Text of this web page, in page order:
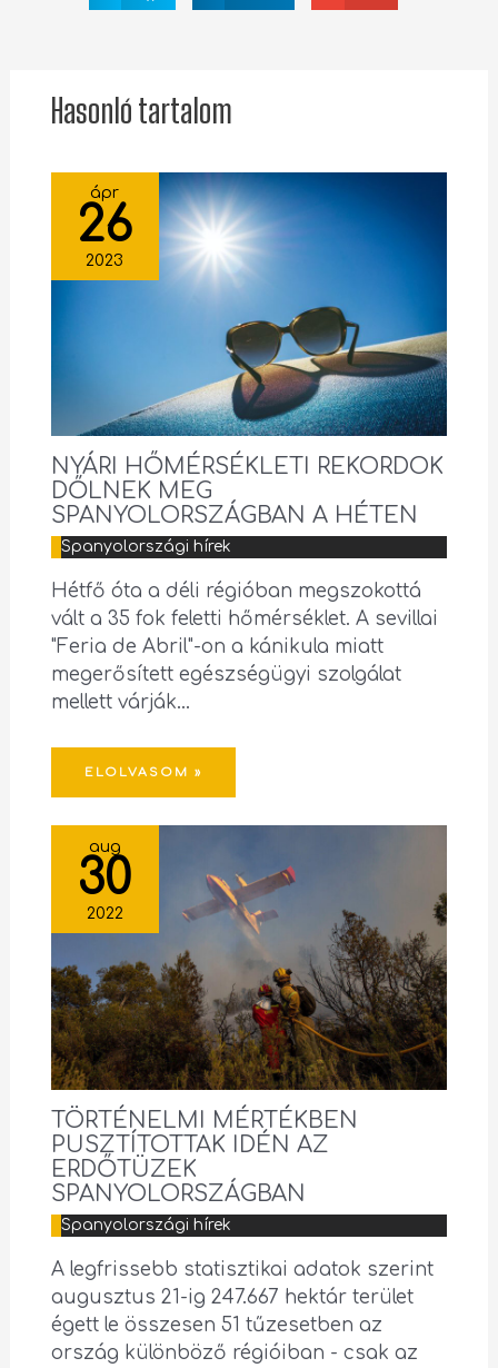
Hasonló tartalom
ápr
26
2023
NYÁRI HŐMÉRSÉKLETI REKORDOK
DŐLNEK MEG
SPANYOLORSZÁGBAN A HÉTEN
Spanyolországi hírek
Hétfő óta a déli régióban megszokottá
vált a 35 fok feletti hőmérséklet. A sevillai
"Feria de Abril"-on a kánikula miatt
megerősített egészségügyi szolgálat
mellett várják…
ELOLVASOM »
aug
30
2022
TÖRTÉNELMI MÉRTÉKBEN
PUSZTÍTOTTAK IDÉN AZ
ERDŐTÜZEK
SPANYOLORSZÁGBAN
Spanyolországi hírek
A legfrissebb statisztikai adatok szerint
augusztus 21-ig 247.667 hektár terület
égett le összesen 51 tűzesetben az
ország különböző régióiban - csak az